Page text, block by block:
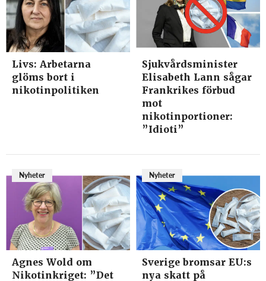
Livs: Arbetarna
glöms bort i
nikotinpolitiken
Sjukvårdsminister
Elisabeth Lann sågar
Frankrikes förbud
mot
nikotinportioner:
”Idioti”
Nyheter
Agnes Wold om
Nikotinkriget: ”Det
Nyheter
Sverige bromsar EU:s
nya skatt på